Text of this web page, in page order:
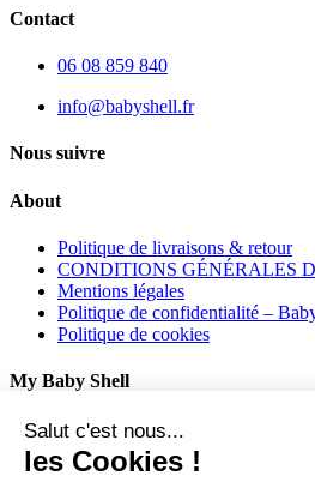
Contact
06 08 859 840
info@babyshell.fr
Nous suivre
About
Politique de livraisons & retour
CONDITIONS GÉNÉRALES
Mentions légales
Politique de confidentialité –
Politique de cookies
My Baby Shell
Mon compte
Mes commandes
Mes adresses
Salut c'est nous...
les Cookies !